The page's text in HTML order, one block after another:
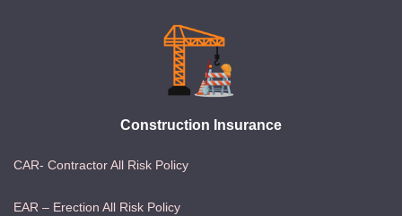
Construction Insurance
CAR- Contractor All Risk Policy
EAR – Erection All Risk Policy